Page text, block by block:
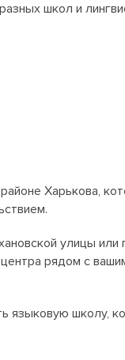
школ и
Харькова,
улицы или
рядом с
языковую школу,